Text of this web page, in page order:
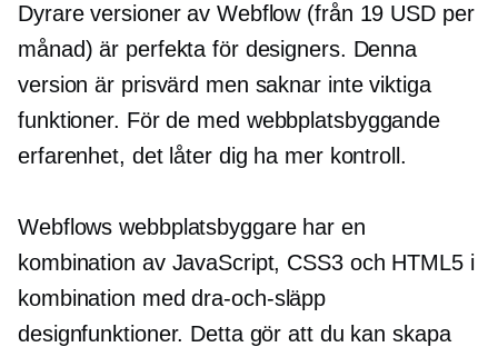
Dyrare versioner av Webflow (från 19 USD per
månad) är perfekta för designers. Denna
version är prisvärd men saknar inte viktiga
funktioner. För de med webbplatsbyggande
erfarenhet, det låter dig ha mer kontroll.
Webflows webbplatsbyggare har en
kombination av JavaScript, CSS3 och HTML5 i
kombination meddra-och-släpp
designfunktioner. Detta gör att du kan skapa